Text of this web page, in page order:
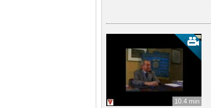
10.4 min